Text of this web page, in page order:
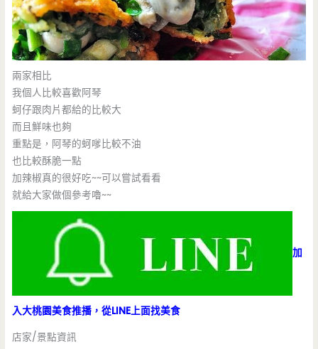
兩家相比
我個人比較喜歡阿琴
蚵仔跟肉片都給的比較大
而且鮮味也夠
重點是，阿琴的蚵嗲比較不油
也比較酥脆一點
加辣椒真的很好吃~~可以嘗試看看
就給大家做個參考嚕~~
加
入大桃園美食推播，從LINE上面找美食
店家/景點資訊